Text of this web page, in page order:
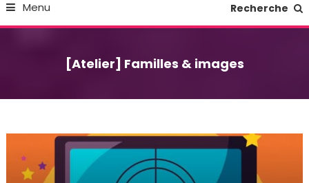
Menu Recherche
[Atelier] Familles & images